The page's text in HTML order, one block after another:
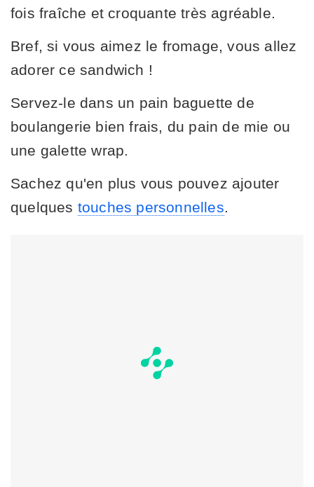
fois fraîche et croquante très agréable.
Bref, si vous aimez le fromage, vous allez
adorer ce sandwich !
Servez-le dans un pain baguette de
boulangerie bien frais, du pain de mie ou
une galette wrap.
Sachez qu'en plus vous pouvez ajouter
quelques touches personnelles.